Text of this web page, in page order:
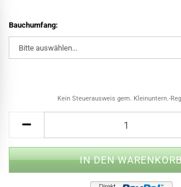
Bauchumfang:
Kein Steuerausweis gem. Kleinuntern.-